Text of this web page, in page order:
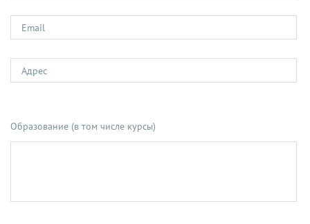
Образование (в том числе курсы)